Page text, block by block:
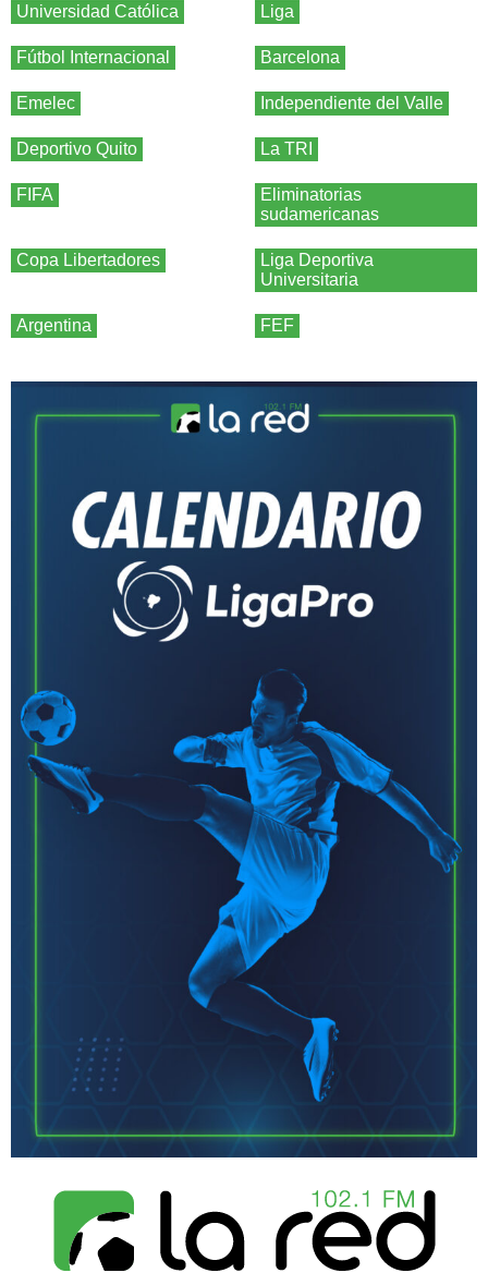
Universidad Católica Liga
Fútbol Internacional Barcelona
Emelec Independiente del Valle
Deportivo Quito La TRI
FIFA
Eliminatorias
sudamericanas
Copa Libertadores
Liga Deportiva
Universitaria
Argentina FEF